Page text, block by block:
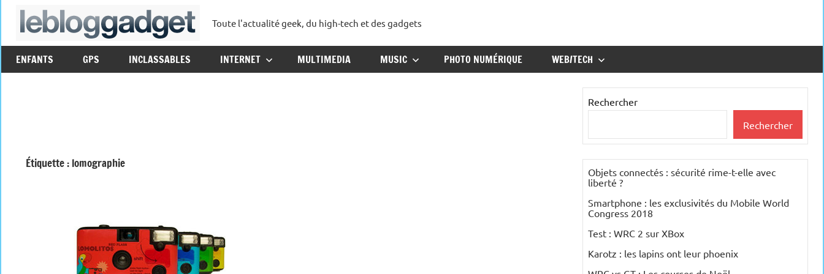
Aller
lebloggadget
Toute l'actualité geek, du high-tech et des gadgets
ENFANTS GPS INCLASSABLES INTERNET MULTIMEDIA MUSIC PHOTO NUMÉRIQUE WEB/TECH
Étiquette : lomographie
Rechercher
Rechercher
Objets connectés : sécurité rime-t-elle avec
liberté ?
Smartphone : les exclusivités du Mobile World
Congress 2018
Test : WRC 2 sur XBox
Karotz : les lapins ont leur phoenix